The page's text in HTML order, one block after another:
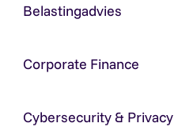
Belastingadvies
Corporate Finance
Cybersecurity & Privacy